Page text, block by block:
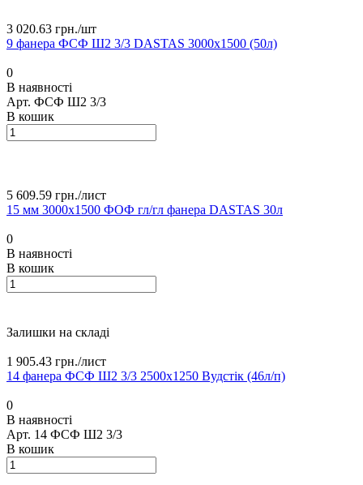
3 020.63 грн./шт
9 фанера ФСФ Ш2 3/3 DASTAS 3000х1500 (50л)
0
В наявності
Арт. ФСФ Ш2 3/3
В кошик
5 609.59 грн./лист
15 мм 3000х1500 ФОФ гл/гл фанера DASTAS 30л
0
В наявності
В кошик
Залишки на складі
1 905.43 грн./лист
14 фанера ФСФ Ш2 3/3 2500х1250 Вудстік (46л/п)
0
В наявності
Арт. 14 ФСФ Ш2 3/3
В кошик